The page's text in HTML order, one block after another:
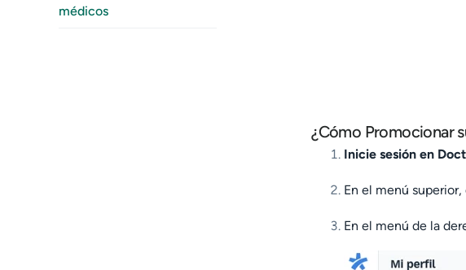
médicos
¿Cómo Promocionar
Inicie sesión en
En el menú
En el menú de la